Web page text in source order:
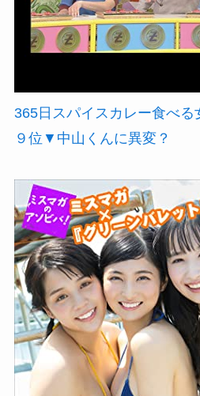
365日スパイスカレー食べ
９位▼中山くんに異変？